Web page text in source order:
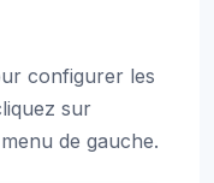
configurer les
sur
de gauche.